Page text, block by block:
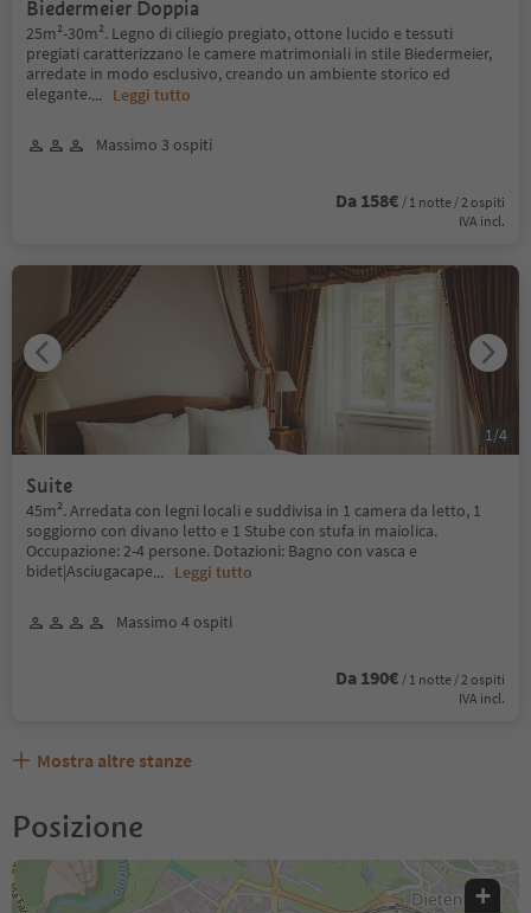
Biedermeier Doppia
25m²-30m². Legno di ciliegio pregiato, ottone lucido e tessuti
pregiati caratterizzano le camere matrimoniali in stile Biedermeier,
arredate in modo esclusivo, creando un ambiente storico ed
elegante.... Leggi tutto
Massimo 3 ospiti
Da 158€ / 1 notte / 2 ospiti
IVA incl.
Suite
45m². Arredata con legni locali e suddivisa in 1 camera da letto, 1
soggiorno con divano letto e 1 Stube con stufa in maiolica.
Occupazione: 2-4 persone. Dotazioni: Bagno con vasca e
bidet|Asciugacape... Leggi tutto
Massimo 4 ospiti
Da 190€ / 1 notte / 2 ospiti
IVA incl.
1/4
Mostra altre stanze
Posizione
+